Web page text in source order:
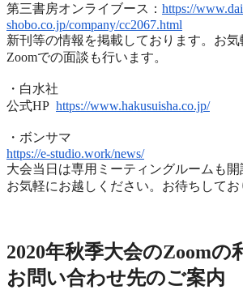
第三書房オンライブース： https://www.
shobo.co.jp/company/cc2067.html
新刊等の情報を掲載しております。お気
Zoomでの面談も行います。
・白水社
公式HP https://www.hakusuisha.co.jp/
・ボンサマ
https://e-studio.work/news/
大会当日は専用ミーティングルームも開
お気軽にお越しください。お待ちしてお
2020年秋季大会のZoomの
お問い合わせ先のご案内